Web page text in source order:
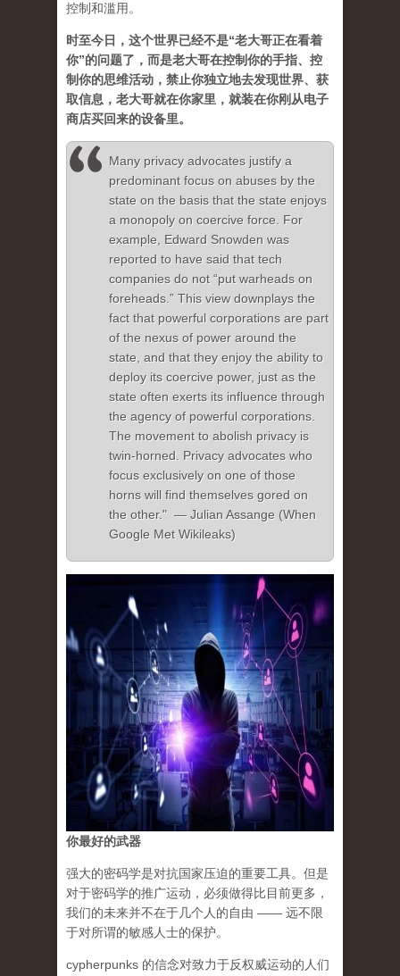
控制和滥用。
时至今日，这个世界已经不是“老大哥正在看着
你”的问题了，而是老大哥在控制你的手指、控
制你的思维活动，禁止你独立地去发现世界、获
取信息，老大哥就在你家里，就装在你刚从电子
商店买回来的设备里。
Many privacy advocates justify a
predominant focus on abuses by the
state on the basis that the state enjoys
a monopoly on coercive force. For
example, Edward Snowden was
reported to have said that tech
companies do not “put warheads on
foreheads.” This view downplays the
fact that powerful corporations are part
of the nexus of power around the
state, and that they enjoy the ability to
deploy its coercive power, just as the
state often exerts its influence through
the agency of powerful corporations.
The movement to abolish privacy is
twin-horned. Privacy advocates who
focus exclusively on one of those
horns will find themselves gored on
the other." — Julian Assange (When
Google Met Wikileaks)
你最好的武器
强大的密码学是对抗国家压迫的重要工具。但是
对于密码学的推广运动，必须做得比目前更多，
我们的未来并不在于几个人的自由 —— 远不限
于对所谓的敏感人士的保护。
cypherpunks 的信念对致力于反权威运动的人们